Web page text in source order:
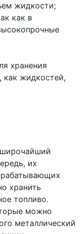
жидкости;
как в
хранения
как жидкостей,
их
хранить
топливо.
можно
металлический